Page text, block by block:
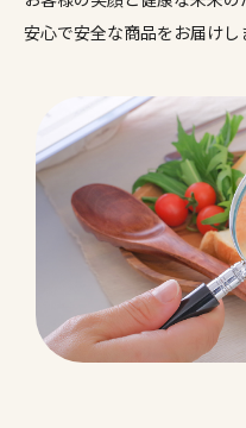
安心で安全な商品をお届けし